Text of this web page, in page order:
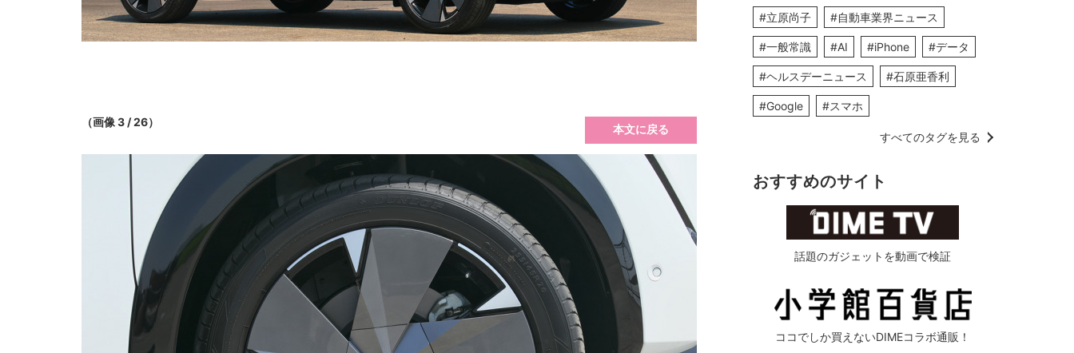
（画像 3 / 26）
本文に戻る
#立原尚子 #自動車業界ニュース
#一般常識 #AI #iPhone #データ
#ヘルスデーニュース #石原亜香利
#Google #スマホ
すべてのタグを見る
おすすめのサイト
話題のガジェットを動画で検証
ココでしか買えないDIMEコラボ通販！